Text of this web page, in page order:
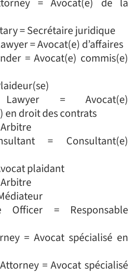
= Avocat(e) de la
= Secrétaire juridique
= Avocat(e) d’affaires
= Avocat(e) commis(e)
Lawyer = Avocat(e)
en droit des contrats
= Consultant(e)
plaidant
Officer = Responsable
= Avocat spécialisé en
= Avocat spécialisé